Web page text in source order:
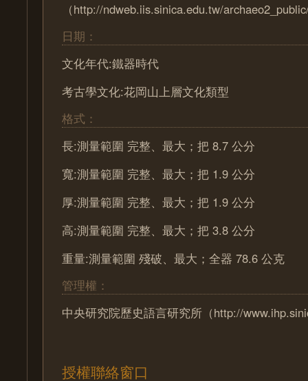
（http://ndweb.iis.sinica.edu.tw/
日期：
文化年代:鐵器時代
考古學文化:花岡山上層文化類型
格式：
長:測量範圍 完整、最大；把 8.7 公分
寬:測量範圍 完整、最大；把 1.9 公分
厚:測量範圍 完整、最大；把 1.9 公分
高:測量範圍 完整、最大；把 3.8 公分
重量:測量範圍 殘破、最大；全器 78.6 公克
管理權：
中央研究院歷史語言研究所（http://
授權聯絡窗口